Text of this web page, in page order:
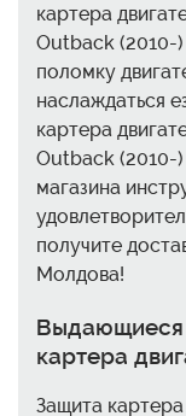
картера
Outback (2010-
поломку
наслаждаться
картера
Outback (2010-
магазина
получите
Молдова!
Выдающиеся
картера
Защита